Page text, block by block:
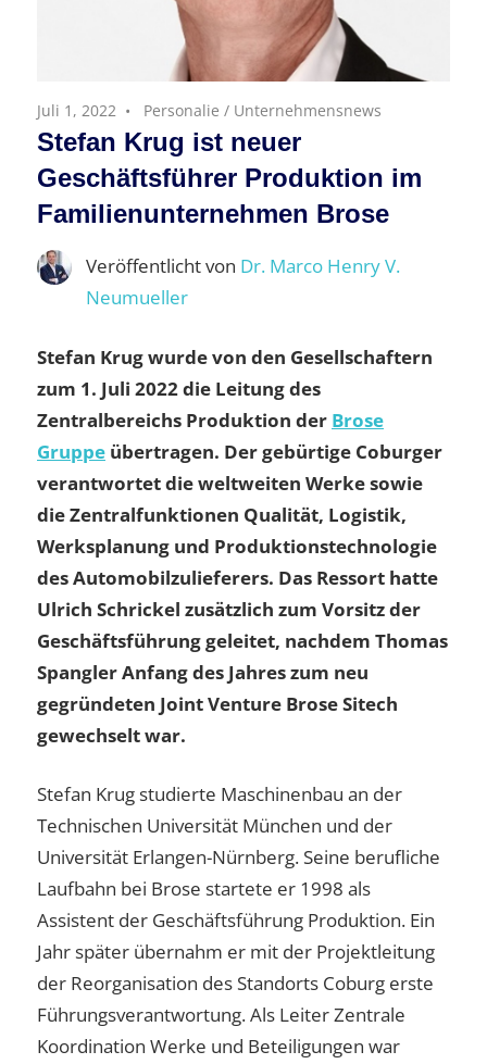
Juli 1, 2022 Personalie / Unternehmensnews
Stefan Krug ist neuer
Geschäftsführer Produktion im
Familienunternehmen Brose
Veröffentlicht von Dr. Marco Henry V.
Neumueller
Stefan Krug wurde von den Gesellschaftern
zum 1. Juli 2022 die Leitung des
Zentralbereichs Produktion der Brose
Gruppe übertragen. Der gebürtige Coburger
verantwortet die weltweiten Werke sowie
die Zentralfunktionen Qualität, Logistik,
Werksplanung und Produktionstechnologie
des Automobilzulieferers. Das Ressort hatte
Ulrich Schrickel zusätzlich zum Vorsitz der
Geschäftsführung geleitet, nachdem Thomas
Spangler Anfang des Jahres zum neu
gegründeten Joint Venture Brose Sitech
gewechselt war.
Stefan Krug studierte Maschinenbau an der
Technischen Universität München und der
Universität Erlangen-Nürnberg. Seine berufliche
Laufbahn bei Brose startete er 1998 als
Assistent der Geschäftsführung Produktion. Ein
Jahr später übernahm er mit der Projektleitung
der Reorganisation des Standorts Coburg erste
Führungsverantwortung. Als Leiter Zentrale
Koordination Werke und Beteiligungen war